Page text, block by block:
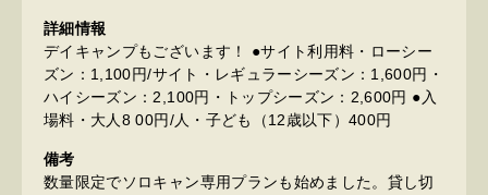
詳細情報
デイキャンプもございます！ ●サイト利用料・ローシー
ズン：1,100円/サイト・レギュラーシーズン：1,600円・
ハイシーズン：2,100円・トップシーズン：2,600円 ●入
場料・大人8 00円/人・子ども（12歳以下）400円
備考
数量限定でソロキャン専用プランも始めました。貸し切